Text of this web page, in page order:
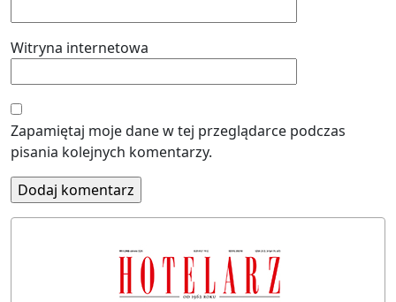
Witryna internetowa
Zapamiętaj moje dane w tej przeglądarce podczas
pisania kolejnych komentarzy.